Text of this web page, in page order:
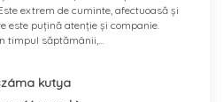
extrem de cuminte, afectuoasă și
este puțină atenție și companie.
timpul săptămânii,...
kutya